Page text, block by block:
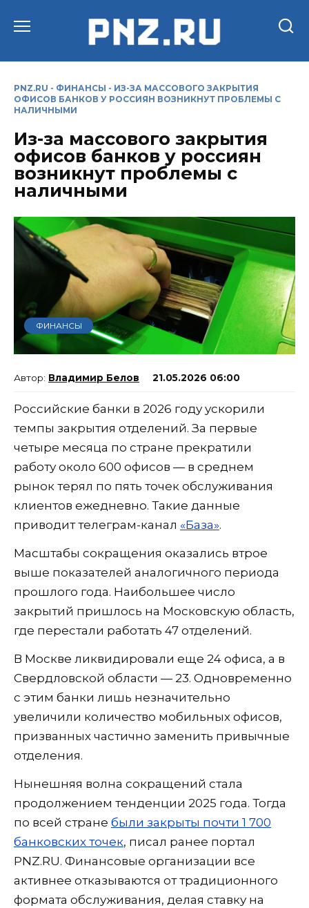
PNZ.RU - ФИНАНСЫ - ИЗ-ЗА МАССОВОГО ЗАКРЫТИЯ
ОФИСОВ БАНКОВ У РОССИЯН ВОЗНИКНУТ ПРОБЛЕМЫ С
НАЛИЧНЫМИ
Из-за массового закрытия
офисов банков у россиян
возникнут проблемы с
наличными
ФИНАНСЫ
Владимир Белов 21.05.2026 06:00
Российские банки в 2026 году ускорили
темпы закрытия отделений. За первые
четыре месяца по стране прекратили
работу около 600 офисов — в среднем
рынок терял по пять точек обслуживания
клиентов ежедневно. Такие данные
приводит телеграм-канал «База».
Масштабы сокращения оказались втрое
выше показателей аналогичного периода
прошлого года. Наибольшее число
закрытий пришлось на Московскую область,
где перестали работать 47 отделений.
В Москве ликвидировали еще 24 офиса, а в
Свердловской области — 23. Одновременно
с этим банки лишь незначительно
увеличили количество мобильных офисов,
призванных частично заменить привычные
отделения.
Нынешняя волна сокращений стала
продолжением тенденции 2025 года. Тогда
по всей стране были закрыты почти 1 700
банковских точек, писал ранее портал
PNZ.RU. Финансовые организации все
активнее отказываются от традиционного
формата обслуживания, делая ставку на